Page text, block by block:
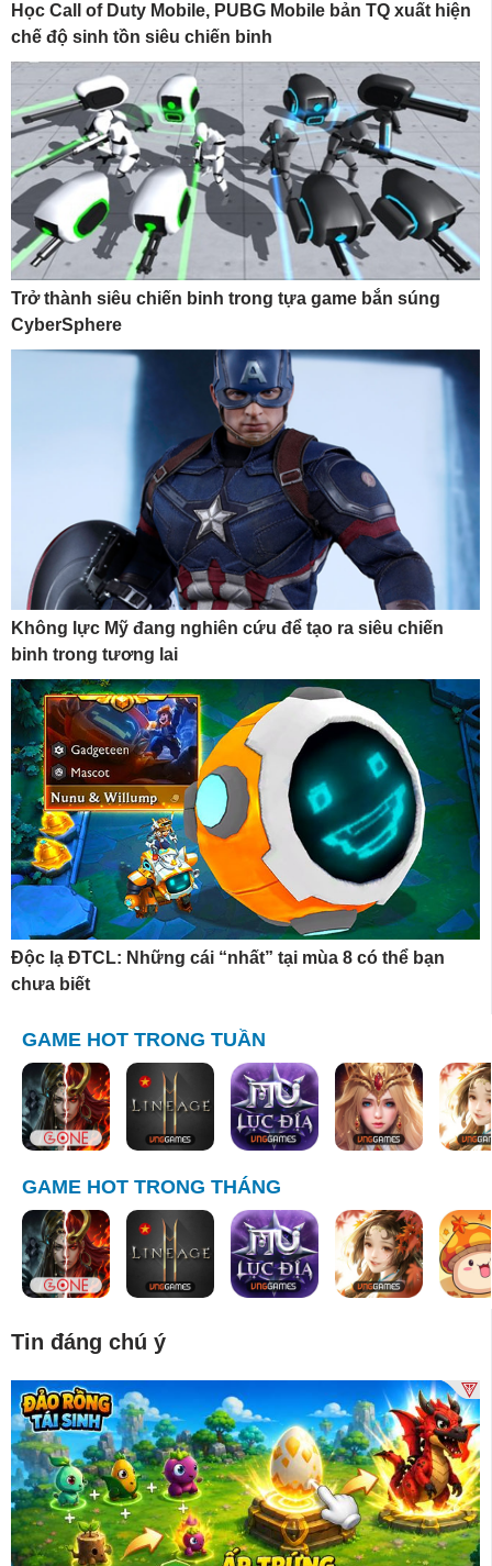
Học Call of Duty Mobile, PUBG Mobile bản TQ xuất hiện
chế độ sinh tồn siêu chiến binh
Trở thành siêu chiến binh trong tựa game bắn súng
CyberSphere
Không lực Mỹ đang nghiên cứu để tạo ra siêu chiến
binh trong tương lai
Độc lạ ĐTCL: Những cái “nhất” tại mùa 8 có thể bạn
chưa biết
GAME HOT TRONG TUẦN
GAME HOT TRONG THÁNG
Tin đáng chú ý